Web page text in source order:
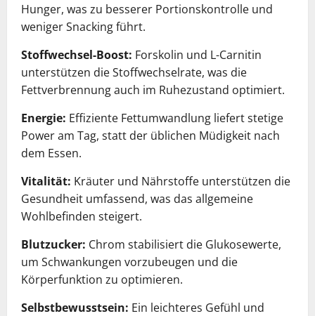
Hunger, was zu besserer Portionskontrolle und
weniger Snacking führt.
Stoffwechsel-Boost: Forskolin und L-Carnitin
unterstützen die Stoffwechselrate, was die
Fettverbrennung auch im Ruhezustand optimiert.
Energie: Effiziente Fettumwandlung liefert stetige
Power am Tag, statt der üblichen Müdigkeit nach
dem Essen.
Vitalität: Kräuter und Nährstoffe unterstützen die
Gesundheit umfassend, was das allgemeine
Wohlbefinden steigert.
Blutzucker: Chrom stabilisiert die Glukosewerte,
um Schwankungen vorzubeugen und die
Körperfunktion zu optimieren.
Selbstbewusstsein: Ein leichteres Gefühl und